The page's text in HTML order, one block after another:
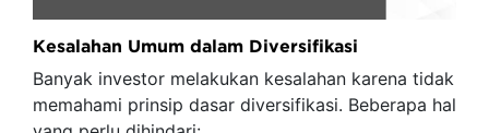
Kesalahan Umum dalam Diversifikasi
Banyak investor melakukan kesalahan karena tidak
memahami prinsip dasar diversifikasi. Beberapa hal